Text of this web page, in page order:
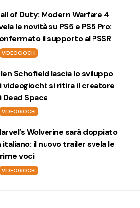
of Duty: Modern Warfare 4
le novità su PS5 e PS5 Pro:
il supporto al PSSR
VIDEOGIOCHI
Schofield lascia lo sviluppo
videogiochi: si ritira il creatore
Dead Space
VIDEOGIOCHI
Wolverine sarà doppiato
italiano: il nuovo trailer svela le
voci
VIDEOGIOCHI